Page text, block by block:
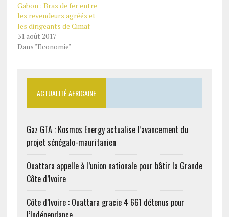
Gabon : Bras de fer entre
les revendeurs agréés et
les dirigeants de Cimaf
31 août 2017
Dans "Economie"
ACTUALITÉ AFRICAINE
Gaz GTA : Kosmos Energy actualise l’avancement du
projet sénégalo-mauritanien
Ouattara appelle à l’union nationale pour bâtir la Grande
Côte d’Ivoire
Côte d’Ivoire : Ouattara gracie 4 661 détenus pour